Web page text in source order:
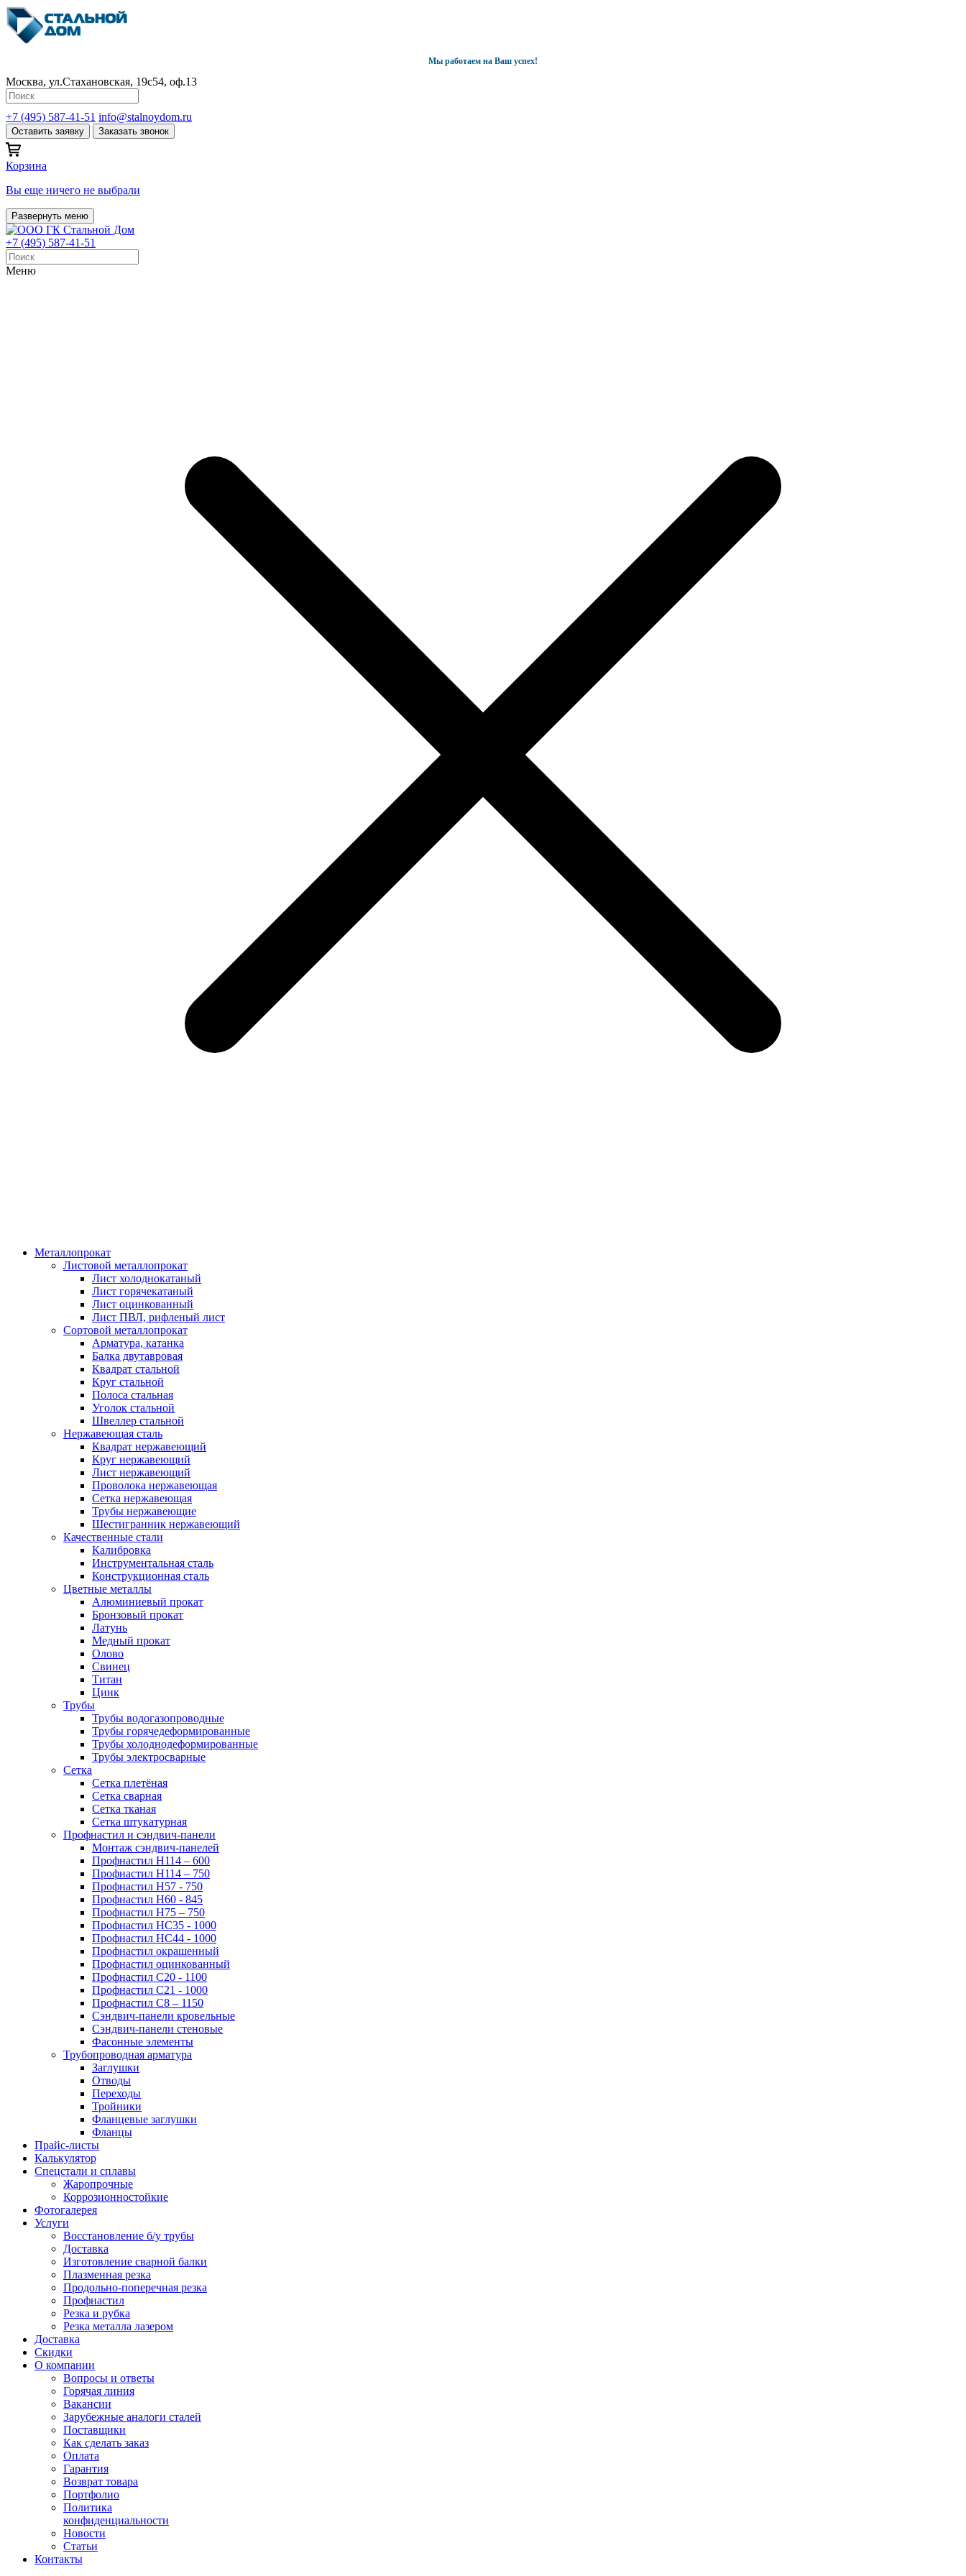
Мы работаем на Ваш успех!
Москва, ул.Стахановская, 19с54, оф.13
+7 (495) 587-41-51 info@stalnoydom.ru
Оставить заявку Заказать звонок
Корзина
Вы еще ничего не выбрали
Развернуть меню
+7 (495) 587-41-51
Меню
Металлопрокат
Листовой металлопрокат
Лист холоднокатаный
Лист горячекатаный
Лист оцинкованный
Лист ПВЛ, рифленый лист
Сортовой металлопрокат
Арматура, катанка
Балка двутавровая
Квадрат стальной
Круг стальной
Полоса стальная
Уголок стальной
Швеллер стальной
Нержавеющая сталь
Квадрат нержавеющий
Круг нержавеющий
Лист нержавеющий
Проволока нержавеющая
Сетка нержавеющая
Трубы нержавеющие
Шестигранник нержавеющий
Качественные стали
Калибровка
Инструментальная сталь
Конструкционная сталь
Цветные металлы
Алюминиевый прокат
Бронзовый прокат
Латунь
Медный прокат
Олово
Свинец
Титан
Цинк
Трубы
Трубы водогазопроводные
Трубы горячедеформированные
Трубы холоднодеформированные
Трубы электросварные
Сетка
Сетка плетёная
Сетка сварная
Сетка тканая
Сетка штукатурная
Профнастил и сэндвич-панели
Монтаж сэндвич-панелей
Профнастил Н114 – 600
Профнастил Н114 – 750
Профнастил Н57 - 750
Профнастил Н60 - 845
Профнастил Н75 – 750
Профнастил НС35 - 1000
Профнастил НС44 - 1000
Профнастил окрашенный
Профнастил оцинкованный
Профнастил С20 - 1100
Профнастил С21 - 1000
Профнастил С8 – 1150
Сэндвич-панели кровельные
Сэндвич-панели стеновые
Фасонные элементы
Трубопроводная арматура
Заглушки
Отводы
Переходы
Тройники
Фланцевые заглушки
Фланцы
Прайс-листы
Калькулятор
Спецстали и сплавы
Жаропрочные
Коррозионностойкие
Фотогалерея
Услуги
Восстановление б/у трубы
Доставка
Изготовление сварной балки
Плазменная резка
Продольно-поперечная резка
Профнастил
Резка и рубка
Резка металла лазером
Доставка
Скидки
О компании
Вопросы и ответы
Горячая линия
Вакансии
Зарубежные аналоги сталей
Поставщики
Как сделать заказ
Оплата
Гарантия
Возврат товара
Портфолио
Политика
конфиденциальности
Новости
Статьи
Контакты